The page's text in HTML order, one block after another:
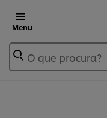
Menu
O que procura?